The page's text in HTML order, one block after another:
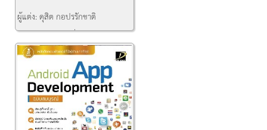
ผู้แต่ง:ดุสิต กอปรรักชาติ
สำนักพิมพ์:โปรวิชั่น
คงเหลือ:1